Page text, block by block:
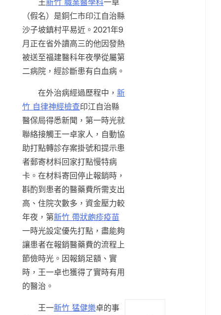
王新竹 職業醫學科一卓
（假名）是銅仁市印江自治縣
沙子坡鎮村平易近。2021年9
月正在省外讀高三的他因發熱
被送至福建醫科年夜學從屬第
二病院，經診斷患有白血病。
在外治病經過歷程中， 新
竹 自律神經檢查印江自治縣
醫保局得悉新聞，第一時光就
聯絡接觸王一卓家人，自動協
助打點轉診存案掛號和提示患
者郵寄材料回家打點慢特病
卡。在材料寄回停止報銷時，
斟酌到患者的醫藥費所需支出
高、住院次數多，資金壓力較
年夜，第新竹 帶狀皰疹疫苗
一時光設定優先打點，盡能夠
讓患者在報銷醫藥費的流程上
節儉時光。因報銷足額、實
時，王一卓也獲得了實時有用
的醫治。
王一新竹 猛健樂卓的事